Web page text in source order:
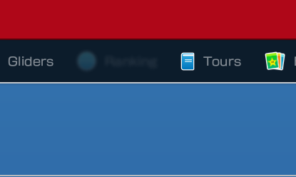
Gliders Tours